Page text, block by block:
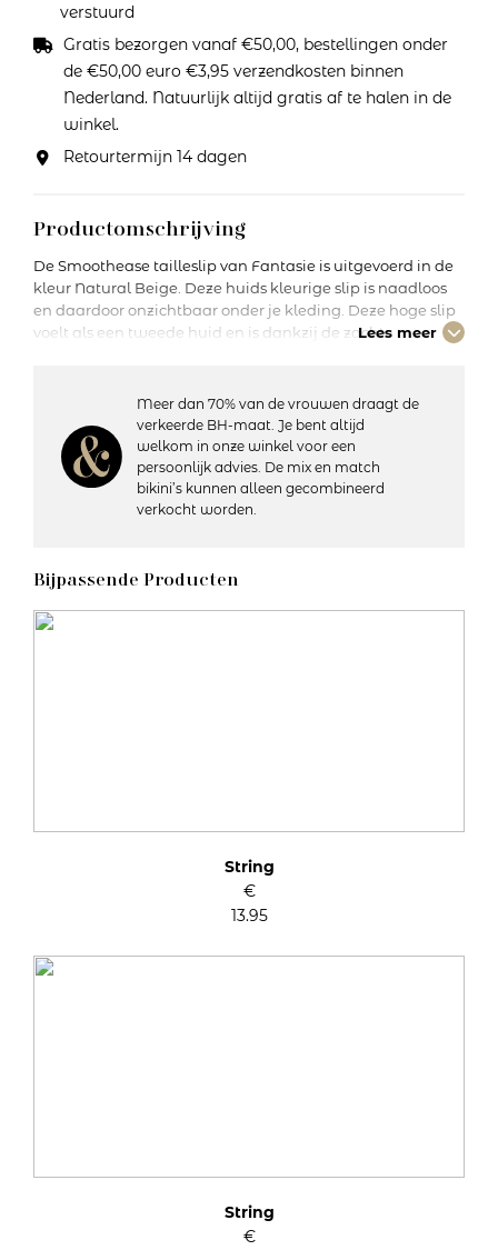
verstuurd
Gratis bezorgen vanaf €50,00, bestellingen onder
de €50,00 euro €3,95 verzendkosten binnen
Nederland. Natuurlijk altijd gratis af te halen in de
winkel.
Retourtermijn 14 dagen
Productomschrijving
De Smoothease tailleslip van Fantasie is uitgevoerd in de
kleur Natural Beige. Deze huids kleurige slip is naadloos
en daardoor onzichtbaar onder je kleding. Deze hoge slip
voelt als een tweede huid en is dankzij de zachte
t/m XL draagt. Deze slip mag niet ontbreken in je
Details:
– Heuphoogte: Hoog
– Materiaal: 85% nylon/polyamide, 15% elastaan
– Wasvoorschriften: Handwas, niet geschikt voor de droger
Lees meer
Meer dan 70% van de vrouwen draagt de
verkeerde BH-maat. Je bent altijd
welkom in onze winkel voor een
persoonlijk advies. De mix en match
bikini’s kunnen alleen gecombineerd
verkocht worden.
Bijpassende Producten
String
€
13.95
String
€